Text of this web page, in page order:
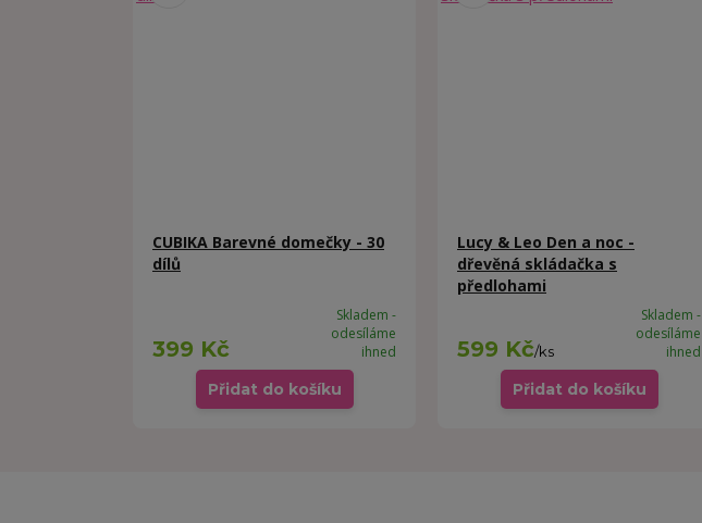
CUBIKA Barevné domečky - 30
dílů
399 Kč
Skladem -
odesíláme
ihned
Přidat do košíku
Lucy & Leo Den a noc -
dřevěná skládačka s
předlohami
599 Kč/ks
Skladem -
odesíláme
ihned
Přidat do košíku